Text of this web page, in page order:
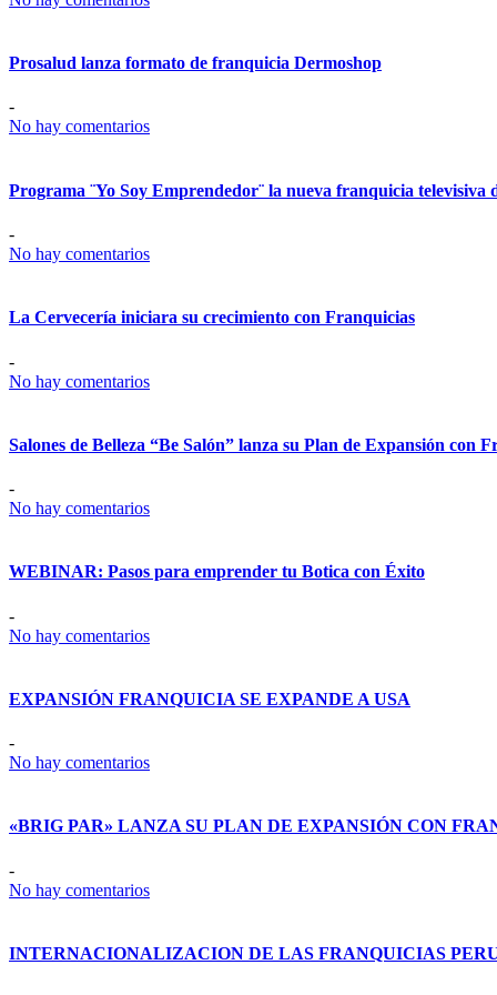
Prosalud lanza formato de franquicia Dermoshop
-
No hay comentarios
Programa ¨Yo Soy Emprendedor¨ la nueva franquicia televisiva
-
No hay comentarios
La Cervecería iniciara su crecimiento con Franquicias
-
No hay comentarios
Salones de Belleza “Be Salón” lanza su Plan de Expansión con
-
No hay comentarios
WEBINAR: Pasos para emprender tu Botica con Éxito
-
No hay comentarios
EXPANSIÓN FRANQUICIA SE EXPANDE A USA
-
No hay comentarios
«BRIG PAR» LANZA SU PLAN DE EXPANSIÓN CON
-
No hay comentarios
INTERNACIONALIZACION DE LAS FRANQUICIAS